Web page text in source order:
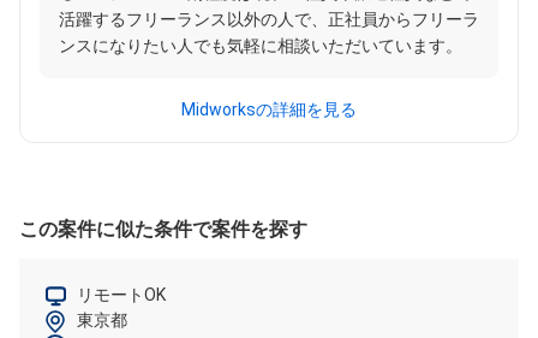
活躍するフリーランス以外の人で、正社員からフリーラ
ンスになりたい人でも気軽に相談いただいています。
Midworksの詳細を見る
この案件に似た条件で案件を探す
リモートOK
東京都